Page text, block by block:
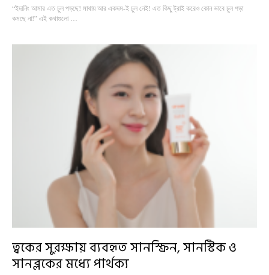
“ইদানিং আমার এত চুল পড়ছে! মাথায় আর একদম-ই চুল নেই! এত কিছু ট্রাই করেও কোন ভাবে চুল পড়া
কমছে না!” এই কথাগুলো …
ত্বকের সুরক্ষায় ব্যবহৃত সানস্ক্রিন, সানস্টিক ও
সানব্লকের মধ্যে পার্থক্য